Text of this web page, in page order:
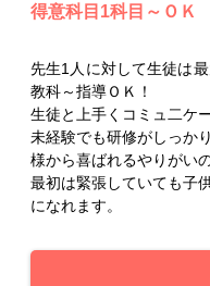
得意科目1科目～ＯＫ
先生1人に対して生徒は
教科～指導ＯＫ！
生徒と上手くコミュ二ケ
未経験でも研修がしっか
様から喜ばれるやりがい
最初は緊張していても子
になれます。